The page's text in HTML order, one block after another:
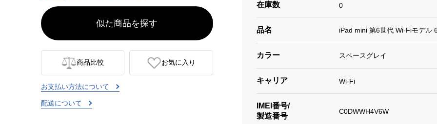
似た商品を探す
商品比較 お気に入り
お支払い方法について
配送について
在庫数 0
品名 iPad mini 第6世代 Wi-Fiモデル
カラー スペースグレイ
キャリア Wi-Fi
IMEI番号/
製造番号
C0DWWH4V6W